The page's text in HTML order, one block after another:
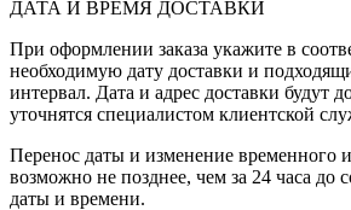
ДАТА И ВРЕМЯ ДОСТАВКИ
При оформлении заказа укажите в
необходимую дату доставки и
интервал. Дата и адрес доставки будут
уточнятся специалистом клиентской
Перенос даты и изменение временного
возможно не позднее, чем за 24 часа до
даты и времени.